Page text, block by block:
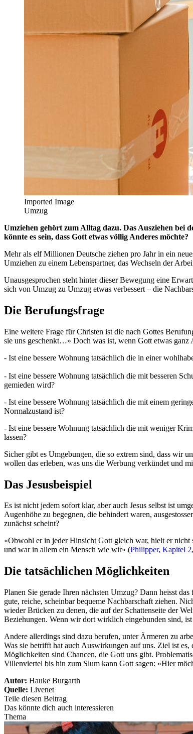
Imported Image
Umzug
Umziehen gehört zum Alltag dazu. Das Ausziehen bei
könnte es sein, dass Gott etwas völlig Anderes möchte?
Mehr als elf Millionen Deutsche ziehen pro Jahr in ein
Umziehen zu einem Lebenspartner, das Wechseln der
Unausgesprochen steht hinter dieser Bewegung eine
sich von Umzug zu Umzug etwas verbessert – die
Die Berufungsfrage
Eine weitere Frage für Christen ist die nach Gottes
sie uns geschenkt…» Doch was ist, wenn Gott etwas ganz
- Ist eine bessere Wohnung tatsächlich die in einer
- Ist eine bessere Wohnung tatsächlich die mit besseren
gemieden wird?
- Ist eine bessere Wohnung tatsächlich die mit einem
Normalzustand ist?
- Ist eine bessere Wohnung tatsächlich die mit weniger
lassen?
Sicher gibt es Umgebungen, die so extrem sind, dass wir
wollen das erleben, was uns die Werbung verkündet und
Das Jesusbeispiel
Es ist nicht jedem sofort klar, aber auch Jesus selbst ist
Augenhöhe zu begegnen, die behindert waren,
zunächst scheint?
«Obwohl er in jeder Hinsicht Gott gleich war, hielt er nicht
und war in allem ein Mensch wie wir» (Philipper, Kapitel
Die tatsächlichen Möglichkeiten
Planen Sie gerade Ihren nächsten Umzug? Dann heisst
gute, reiche, scheinbar bequeme Nachbarschaft ziehen.
wieder Brücken zu denen, die auf der Schattenseite der
Beziehungen. Wenn wir dort wirklich eingebunden sind,
Andere allerdings sind dazu berufen, unter Ärmeren zu
Was sie betrifft hat auch Auswirkungen auf uns. Ziel ist
Möglichkeiten sind Chancen, die Gott uns gibt.
Villenviertel bis hin zum Slum kann Gott sagen: «Hier
Autor: Hauke Burgarth
Quelle: Livenet
Teile diesen Beitrag
Das könnte dich auch interessieren
Thema